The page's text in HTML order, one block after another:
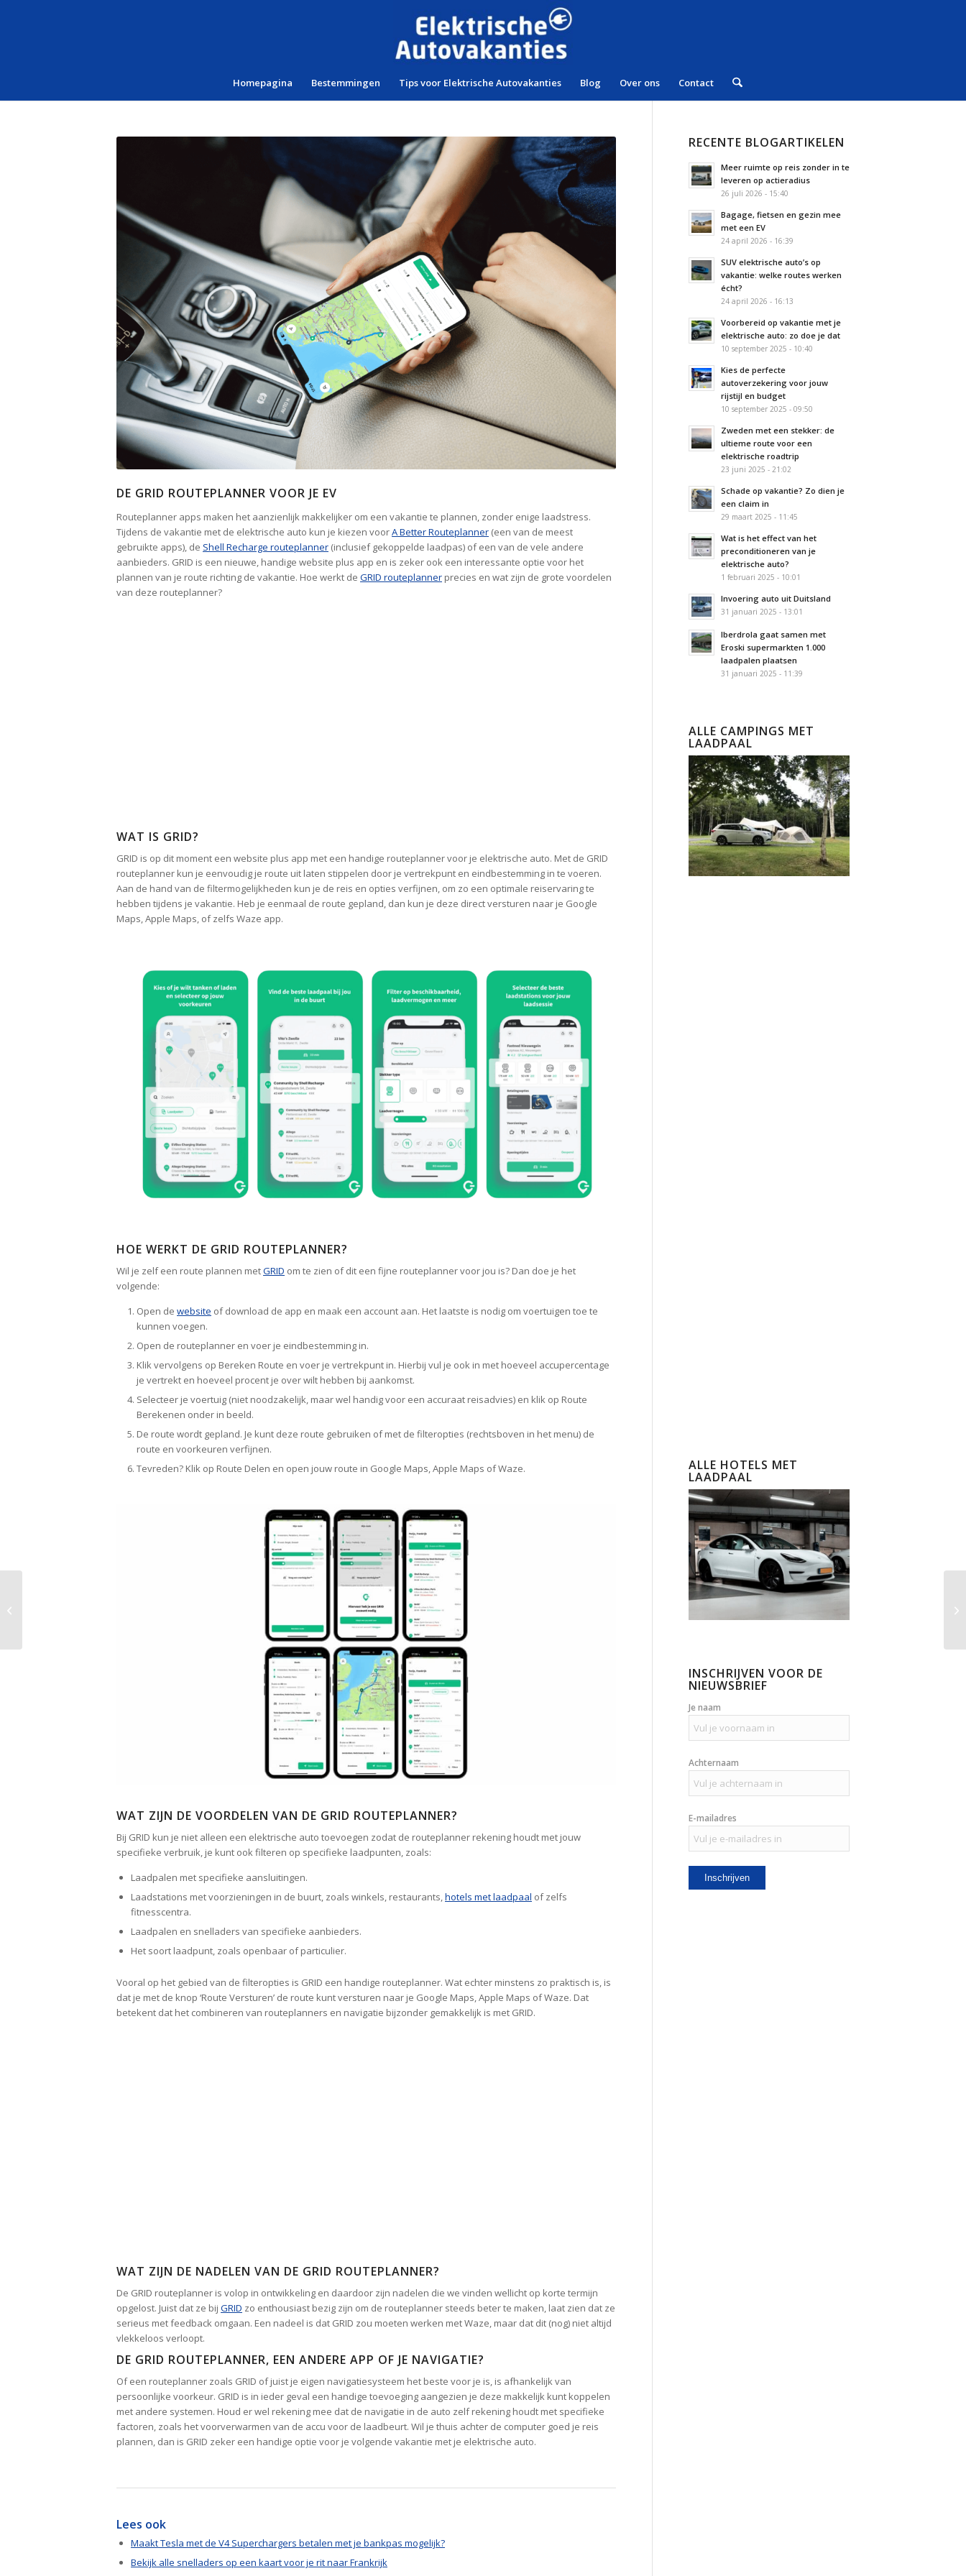
Homepagina Bestemmingen Tips voor Elektrische Autovakanties Blog Over ons Contact
DE GRID ROUTEPLANNER VOOR JE EV
Routeplanner apps maken het aanzienlijk makkelijker om een vakantie te plannen, zonder enige laadstress.
Tijdens de vakantie met de elektrische auto kun je kiezen voorA Better Routeplanner (een van de meest
gebruikte apps), de Shell Recharge routeplanner (inclusief gekoppelde laadpas) of een van de vele andere
aanbieders. GRID is een nieuwe, handige website plus app en is zeker ook een interessante optie voor het
plannen van je route richting de vakantie. Hoe werkt de GRID routeplanner precies en wat zijn de grote voordelen
van deze routeplanner?
WAT IS GRID?
GRID is op dit moment een website plus app met een handige routeplanner voor je elektrische auto. Met de GRID
routeplanner kun je eenvoudig je route uit laten stippelen door je vertrekpunt en eindbestemming in te voeren.
Aan de hand van de filtermogelijkheden kun je de reis en opties verfijnen, om zo een optimale reiservaring te
hebben tijdens je vakantie. Heb je eenmaal de route gepland, dan kun je deze direct versturen naar je Google
Maps, Apple Maps, of zelfs Waze app.
HOE WERKT DE GRID ROUTEPLANNER?
Wil je zelf een route plannen metGRID om te zien of dit een fijne routeplanner voor jou is? Dan doe je het
volgende:
Open de website of download de app en maak een account aan. Het laatste is nodig om voertuigen toe te
kunnen voegen.
Open de routeplanner en voer je eindbestemming in.
Klik vervolgens op Bereken Route en voer je vertrekpunt in. Hierbij vul je ook in met hoeveel accupercentage
je vertrekt en hoeveel procent je over wilt hebben bij aankomst.
Selecteer je voertuig (niet noodzakelijk, maar wel handig voor een accuraat reisadvies) en klik op Route
Berekenen onder in beeld.
De route wordt gepland. Je kunt deze route gebruiken of met de filteropties (rechtsboven in het menu) de
route en voorkeuren verfijnen.
Tevreden? Klik op Route Delen en open jouw route in Google Maps, Apple Maps of Waze.
WAT ZIJN DE VOORDELEN VAN DE GRID ROUTEPLANNER?
Bij GRID kun je niet alleen een elektrische auto toevoegen zodat de routeplanner rekening houdt met jouw
specifieke verbruik, je kunt ook filteren op specifieke laadpunten, zoals:
Laadpalen met specifieke aansluitingen.
Laadstations met voorzieningen in de buurt, zoals winkels, restaurants,hotels met laadpaal of zelfs
fitnesscentra.
Laadpalen en snelladers van specifieke aanbieders.
Het soort laadpunt, zoals openbaar of particulier.
Vooral op het gebied van de filteropties is GRID een handige routeplanner. Wat echter minstens zo praktisch is, is
dat je met de knop ‘Route Versturen’ de route kunt versturen naar je Google Maps, Apple Maps of Waze. Dat
betekent dat het combineren van routeplanners en navigatie bijzonder gemakkelijk is met GRID.
WAT ZIJN DE NADELEN VAN DE GRID ROUTEPLANNER?
De GRID routeplanner is volop in ontwikkeling en daardoor zijn nadelen die we vinden wellicht op korte termijn
opgelost. Juist dat ze bij GRID zo enthousiast bezig zijn om de routeplanner steeds beter te maken, laat zien dat ze
serieus met feedback omgaan. Een nadeel is dat GRID zou moeten werken met Waze, maar dat dit (nog) niet altijd
vlekkeloos verloopt.
DE GRID ROUTEPLANNER, EEN ANDERE APP OF JE NAVIGATIE?
Of een routeplanner zoals GRID of juist je eigen navigatiesysteem het beste voor je is, is afhankelijk van
persoonlijke voorkeur. GRID is in ieder geval een handige toevoeging aangezien je deze makkelijk kunt koppelen
met andere systemen. Houd er wel rekening mee dat de navigatie in de auto zelf rekening houdt met specifieke
factoren, zoals het voorverwarmen van de accu voor de laadbeurt. Wil je thuis achter de computer goed je reis
plannen, dan is GRID zeker een handige optie voor je volgende vakantie met je elektrische auto.
Lees ook
Maakt Tesla met de V4 Superchargers betalen met je bankpas mogelijk?
Bekijk alle snelladers op een kaart voor je rit naar Frankrijk
RECENTE BLOGARTIKELEN
Meer ruimte op reis zonder in te
leveren op actieradius
26 juli 2026 - 15:40
Bagage, fietsen en gezin mee
met een EV
24 april 2026 - 16:39
SUV elektrische auto’s op
vakantie: welke routes werken
écht?
24 april 2026 - 16:13
Voorbereid op vakantie met je
elektrische auto: zo doe je dat
10 september 2025 - 10:40
Kies de perfecte
autoverzekering voor jouw
rijstijl en budget
10 september 2025 - 09:50
Zweden met een stekker: de
ultieme route voor een
elektrische roadtrip
23 juni 2025 - 21:02
Schade op vakantie? Zo dien je
een claim in
29 maart 2025 - 11:45
Wat is het effect van het
preconditioneren van je
elektrische auto?
1 februari 2025 - 10:01
Invoering auto uit Duitsland
31 januari 2025 - 13:01
Iberdrola gaat samen met
Eroski supermarkten 1.000
laadpalen plaatsen
31 januari 2025 - 11:39
ALLE CAMPINGS MET
LAADPAAL
ALLE HOTELS MET
LAADPAAL
INSCHRIJVEN VOOR DE
NIEUWSBRIEF
Je naam
Achternaam
E-mailadres